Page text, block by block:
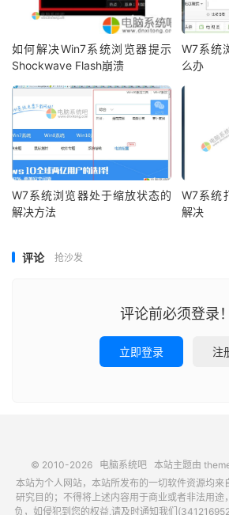
如何解决Win7系统浏览器提示
Shockwave Flash崩溃
W7系统
么办
W7系统浏览器处于缩放状态的
解决方法
W7系统
解决
评论 抢沙发
评论前必须登录！
立即登录 注
© 2010-2026 电脑系统吧本站主题由
本站为个人网站，本站所发布的一切软件资源均来
研究目的；不得将上述内容用于商业或者非法用途
负，如侵犯到您的权益,请及时通知我们